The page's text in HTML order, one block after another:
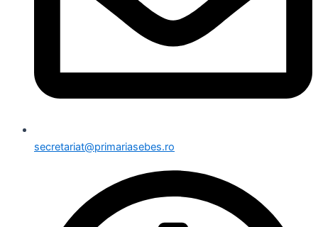
secretariat@primariasebes.ro